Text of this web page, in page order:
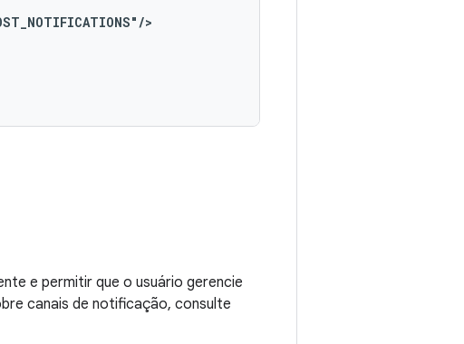
>
e permitir que o usuário gerencie
canais de notificação, consulte